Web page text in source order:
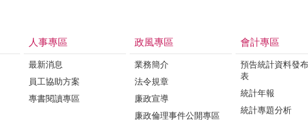
人事專區
最新消息
員工協助方案
專書閱讀專區
政風專區
業務簡介
法令規章
廉政宣導
廉政倫理事件公開專區
會計專區
預告統計資料發
表
統計年報
統計專題分析